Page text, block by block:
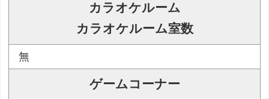
カラオケルーム
カラオケルーム室数
無
ゲームコーナー